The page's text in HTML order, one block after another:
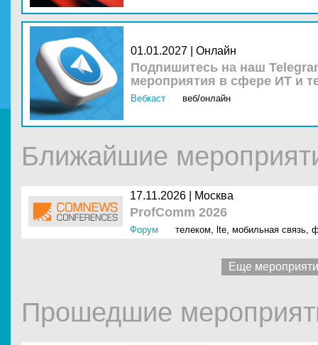
01.01.2027 | Онлайн
Подпишитесь на наш
мероприятия в сфере ИТ и
Вебкаст веб/онлайн
Ближайшие
17.11.2026 | Москва
ProfComm 2026
Форум телеком, lte, мобильная связь,
Еще
Прошедшие